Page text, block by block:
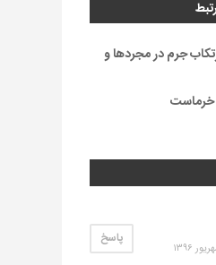
جرم در مجردها و
خرماست
پاسخ